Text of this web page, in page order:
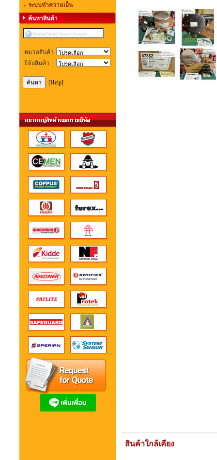
ระบบทำความเย็น
ค้นหาสินค้า
หมวดสินค้า
ยี่ห้อสินค้า
[Help]
สินค้าใกล้เคียง